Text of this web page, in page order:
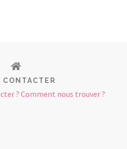
CONTACTER
? Comment nous trouver ?